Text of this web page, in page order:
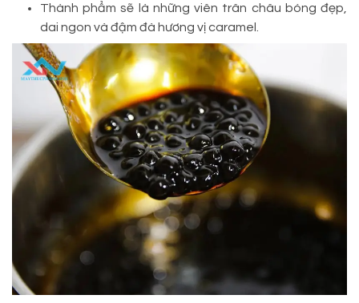
Thành phẩm sẽ là những viên trân châu bóng đẹp,
dai ngon và đậm đà hương vị caramel.